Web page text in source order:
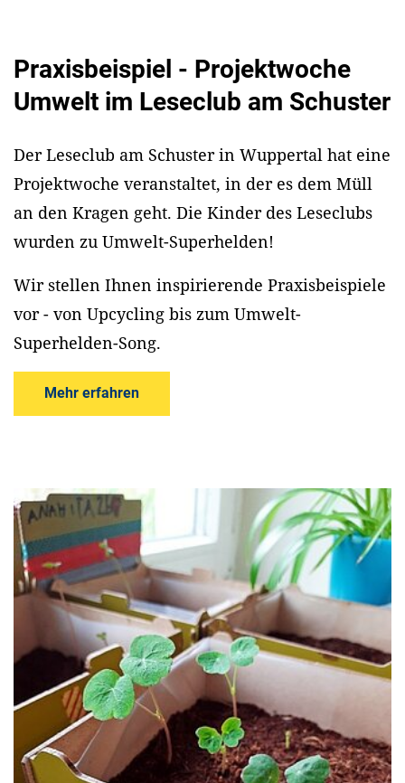
Praxisbeispiel - Projektwoche
Umwelt im Leseclub am Schuster
Der Leseclub am Schuster in Wuppertal hat eine
Projektwoche veranstaltet, in der es dem Müll
an den Kragen geht. Die Kinder des Leseclubs
wurden zu Umwelt-Superhelden!
Wir stellen Ihnen inspirierende Praxisbeispiele
vor - von Upcycling bis zum Umwelt-
Superhelden-Song.
Mehr erfahren